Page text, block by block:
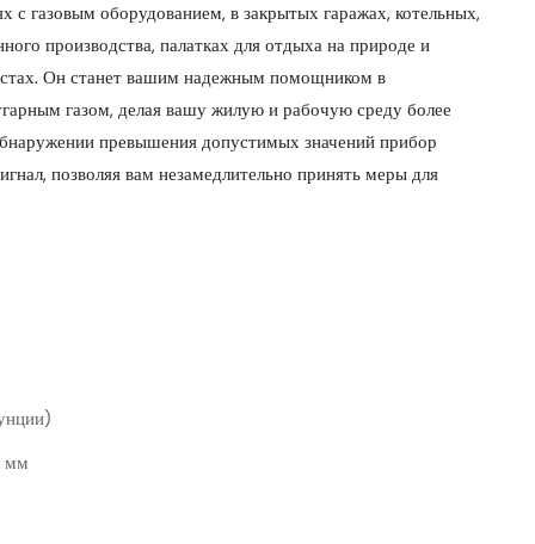
с газовым оборудованием, в закрытых гаражах, котельных,
производства, палатках для отдыха на природе и
Он станет вашим надежным помощником в
газом, делая вашу жилую и рабочую среду более
превышения допустимых значений прибор
позволяя вам незамедлительно принять меры для
мм